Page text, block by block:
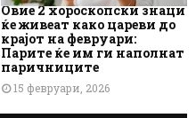
Овие 2 хороскопски знаци
ќе живеат како цареви до
крајот на февруари:
Парите ќе им ги наполнат
паричниците
15 февруари, 2026